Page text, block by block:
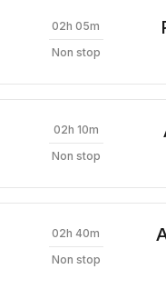
02h 05m
Non stop
02h 10m
Non stop
02h 40m
Non stop